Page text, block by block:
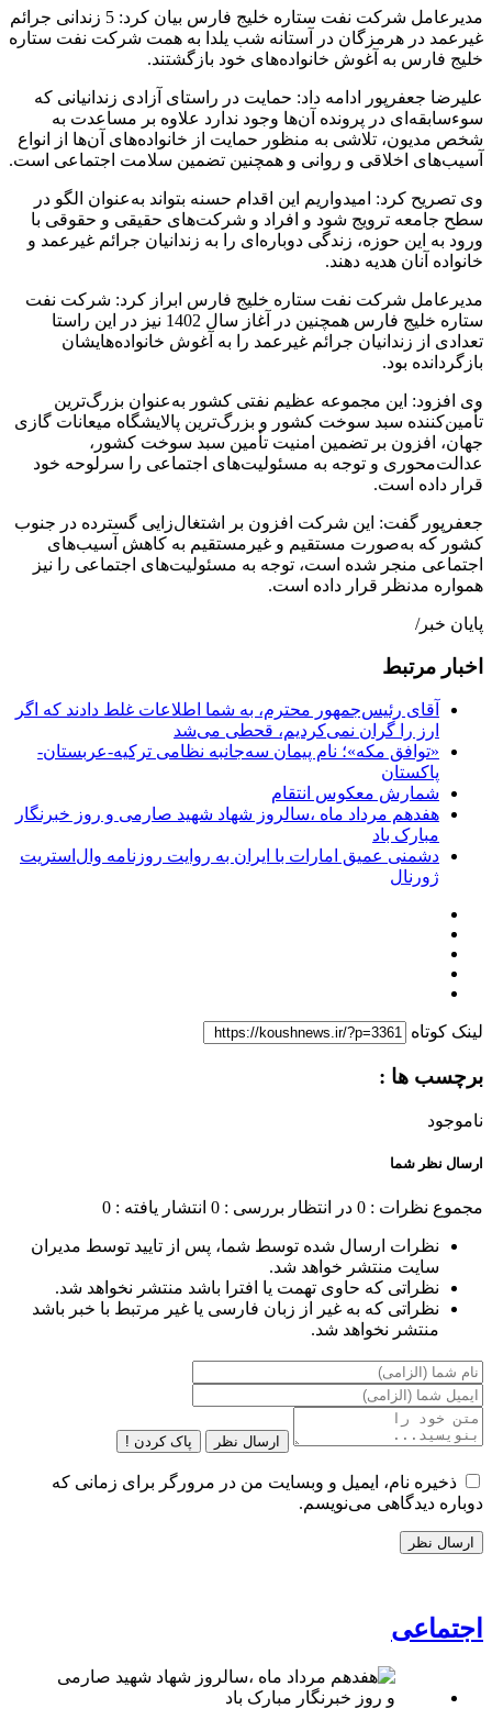
مدیرعامل شرکت نفت ستاره خلیج فارس بیان کرد: 5 زندانی جرائم
غیرعمد در هرمزگان در آستانه شب یلدا به همت شرکت نفت ستاره
خلیج فارس به آغوش خانواده‌های خود بازگشتند.
علیرضا جعفرپور ادامه داد: حمایت در راستای آزادی زندانیانی که
سوءسابقه‌ای در پرونده آن‌ها وجود ندارد علاوه بر مساعدت به
شخص مدیون، تلاشی به منظور حمایت از خانواده‌های آن‌ها از انواع
آسیب‌های اخلاقی و روانی و همچنین تضمین سلامت اجتماعی است.
وی تصریح کرد: امیدواریم این اقدام حسنه بتواند به‌عنوان الگو در
سطح جامعه ترویج شود و افراد و شرکت‌های حقیقی و حقوقی با
ورود به این حوزه، زندگی دوباره‌ای را به زندانیان جرائم غیرعمد و
خانواده آنان هدیه دهند.
مدیرعامل شرکت نفت ستاره خلیج فارس ابراز کرد: شرکت نفت
ستاره خلیج فارس همچنین در آغاز سال 1402 نیز در این راستا
تعدادی از زندانیان جرائم غیرعمد را به آغوش خانواده‌هایشان
بازگردانده بود.
وی افزود: این مجموعه عظیم نفتی کشور به‌عنوان بزرگ‌ترین
تأمین‌کننده سبد سوخت کشور و بزرگ‌ترین پالایشگاه میعانات گازی
جهان، افزون بر تضمین امنیت تأمین سبد سوخت کشور،
عدالت‌محوری و توجه به مسئولیت‌های اجتماعی را سرلوحه‌ خود
قرار داده است.
جعفرپور گفت: این شرکت افزون بر اشتغال‌زایی گسترده در جنوب
کشور که به‌صورت مستقیم و غیرمستقیم به کاهش آسیب‌های
اجتماعی منجر شده است، توجه به مسئولیت‌های اجتماعی را نیز
همواره مدنظر قرار داده است.
پایان خبر/
اخبار مرتبط
آقای رئیس‌جمهور محترم، به شما اطلاعات غلط دادند که اگر
ارز را گران نمی‌کردیم، قحطی می‌شد
«توافق مکه»؛ نام پیمان سه‌جانبه نظامی ترکیه-عربستان-
پاکستان
شمارش معکوس انتقام
هفدهم مرداد ماه ،سالروز شهاد شهید صارمی و روز خبرنگار
مبارک باد
دشمنی عمیق امارات با ایران به روایت روزنامه وال‌استریت
ژورنال
لینک کوتاه
برچسب ها :
ناموجود
ارسال نظر شما
مجموع نظرات : 0 در انتظار بررسی : 0 انتشار یافته : 0
نظرات ارسال شده توسط شما، پس از تایید توسط مدیران
سایت منتشر خواهد شد.
نظراتی که حاوی تهمت یا افترا باشد منتشر نخواهد شد.
نظراتی که به غیر از زبان فارسی یا غیر مرتبط با خبر باشد
منتشر نخواهد شد.
ارسال نظر پاک کردن !
ذخیره نام، ایمیل و وبسایت من در مرورگر برای زمانی که
دوباره دیدگاهی می‌نویسم.
اجتماعی